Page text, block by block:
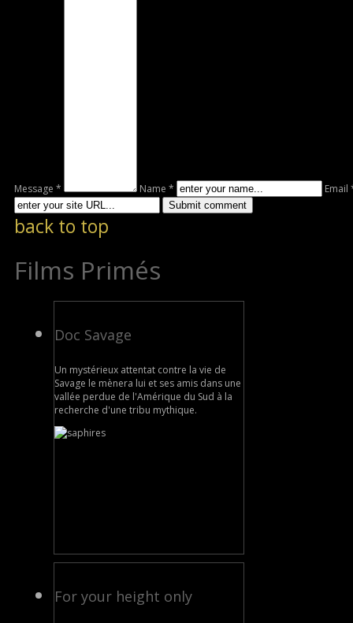
Message * Name * Email
back to top
Films Primés
Doc Savage
Un mystérieux attentat contre la vie de
Savage le mènera lui et ses amis dans une
vallée perdue de l'Amérique du Sud à la
recherche d'une tribu mythique.
For your height only